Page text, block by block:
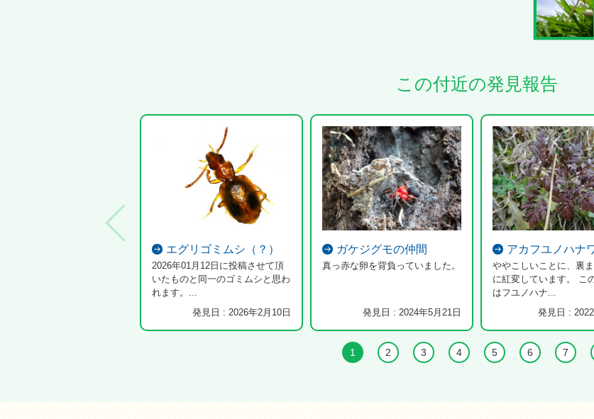
この付近の発見報告
エグリゴミムシ（？）
2026年01月12日に投稿させて頂
いたものと同一のゴミムシと思わ
れます。...
発見日 : 2026年2月10日
ガケジグモの仲間
真っ赤な卵を背負っていました。
発見日 : 2024年5月21日
アカフユノハナ
ややこしいことに、裏
に紅変しています。 こ
はフユノハナ...
発見日 :
1 2 3 4 5 6 7